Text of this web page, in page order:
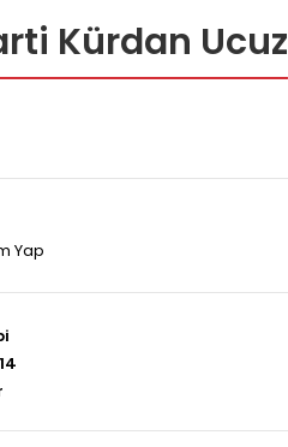
Kürdan Ucuz
Yap